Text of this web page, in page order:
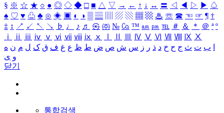
§ ※ ☆ ★ ○ ● ◎ ◇ ◆ □ ■ △ ▽ → ← ↑ ↓ ↔ 〓 ◁ ◀ ▷ ▶ ♤
♠ ♡ ♥ ♧ ♣ ⊙ ◈ ▣ ◐ ◑ ▒ ▤ ▨ ▧ ▦ ▩ ♨ ☏ ☎ ☜ ☞ ¶ †
‡ ↕ ↗ ↙ ↖ ↘ ♭ ♩ ♪ ♬ ㉿ ㈜ № ㏇ ™ ㏂ ㏘ ℡ ＃ ＆ ＊ ＠ ª º
ⅰ
ⅱ ⅲ ⅳ ⅴ ⅵ ⅶ ⅷ ⅸ ⅹ Ⅳ Ⅴ Ⅵ Ⅶ Ⅷ Ⅸ Ⅹ
ب ت ث ج ح خ د ذ ر ز س ش ص ض ط ظ ع غ ف ق ک ل م ن ه
و ی
닫기
통합검색